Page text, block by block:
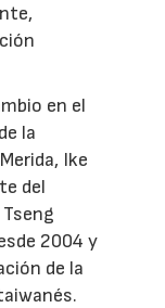
en el
la
Ike
del
2004 y
de la